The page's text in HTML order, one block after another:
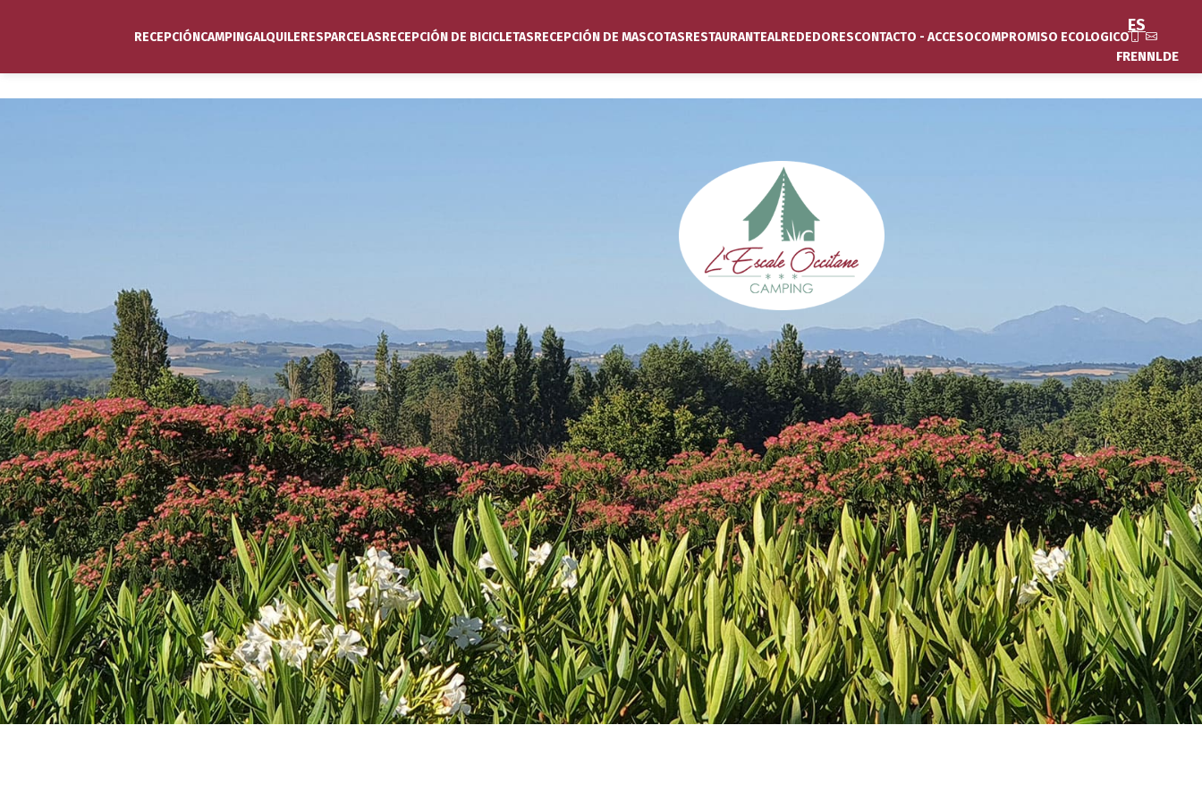
RECEPCIÓNCAMPINGALQUILERESPARCELASRECEPCIÓN DE BICICLETASRECEPCIÓN DE MASCOTASRESTAURANTEALREDEDORESCONTACTO - ACCESOCOMPROMISO ECOLOGICO
ES
FRENNLDE